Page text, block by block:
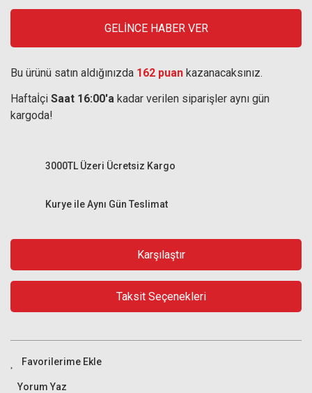
GELİNCE HABER VER
Bu ürünü satın aldığınızda 162 puan kazanacaksınız.
Haftaİçi Saat 16:00'a kadar verilen siparişler aynı gün
kargoda!
Kurye ile Aynı Gün Teslimat
3000TL Üzeri Ücretsiz Kargo
Karşılaştır
Taksit Seçenekleri
Yorum Yaz